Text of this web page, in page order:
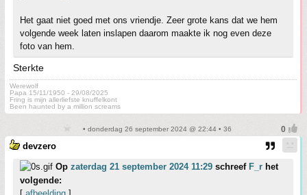
Het gaat niet goed met ons vriendje. Zeer grote kans dat we hem
volgende week laten inslapen daarom maakte ik nog even deze
foto van hem.
Sterkte
Werewolf
Papa 15/11/1950 - 29/08/2025
Fring is mijn allerliefste knuffelkont
Been haunted by a million screams
• donderdag 26 september 2024 @ 22:44 • 36
devzero
Op zaterdag 21 september 2024 11:29 schreef F_r het
volgende: